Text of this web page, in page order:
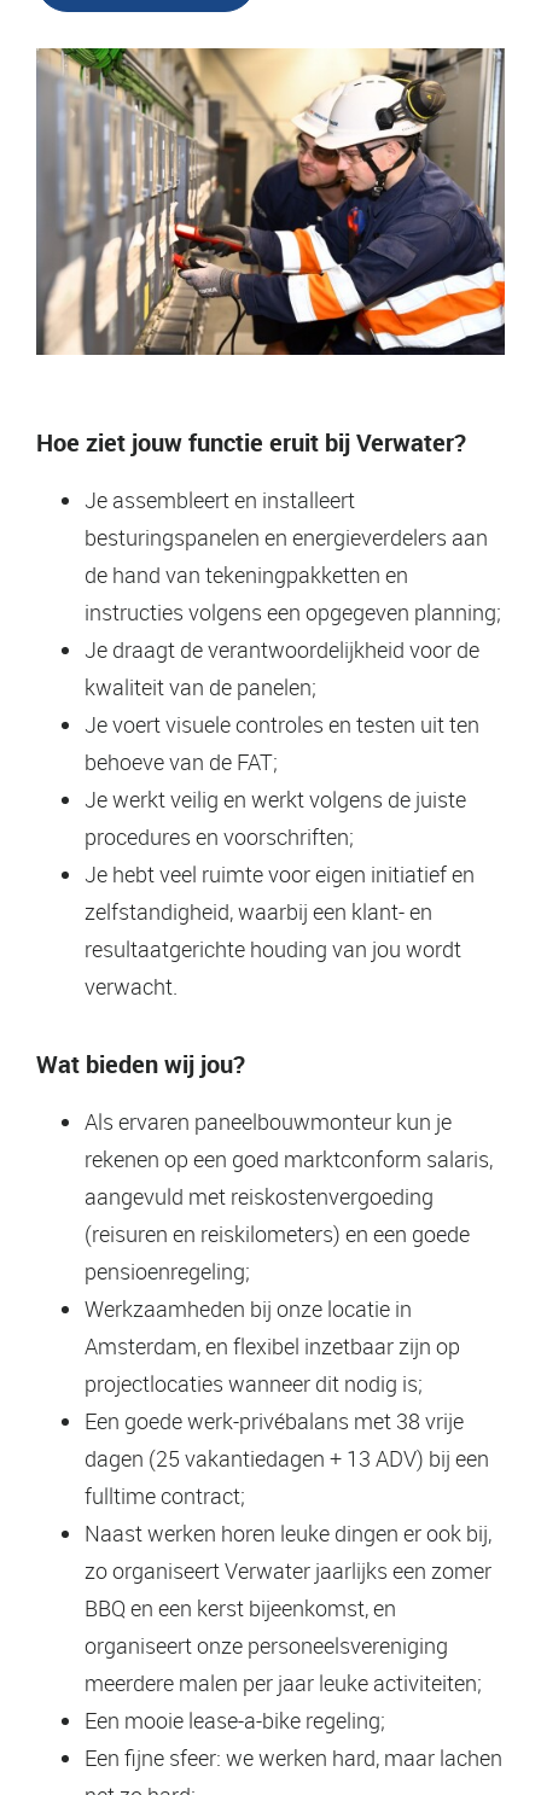
Hoe ziet jouw functie eruit bij Verwater?
Je assembleert en installeert
besturingspanelen en energieverdelers aan
de hand van tekeningpakketten en
instructies volgens een opgegeven planning;
Je draagt de verantwoordelijkheid voor de
kwaliteit van de panelen;
Je voert visuele controles en testen uit ten
behoeve van de FAT;
Je werkt veilig en werkt volgens de juiste
procedures en voorschriften;
Je hebt veel ruimte voor eigen initiatief en
zelfstandigheid, waarbij een klant- en
resultaatgerichte houding van jou wordt
verwacht.
Wat bieden wij jou?
Als ervaren paneelbouwmonteur kun je
rekenen op een goed marktconform salaris,
aangevuld met reiskostenvergoeding
(reisuren en reiskilometers) en een goede
pensioenregeling;
Werkzaamheden bij onze locatie in
Amsterdam, en flexibel inzetbaar zijn op
projectlocaties wanneer dit nodig is;
Een goede werk-privébalans met 38 vrije
dagen (25 vakantiedagen + 13 ADV) bij een
fulltime contract;
Naast werken horen leuke dingen er ook bij,
zo organiseert Verwater jaarlijks een zomer
BBQ en een kerst bijeenkomst, en
organiseert onze personeelsvereniging
meerdere malen per jaar leuke activiteiten;
Een mooie lease-a-bike regeling;
Een fijne sfeer: we werken hard, maar lachen